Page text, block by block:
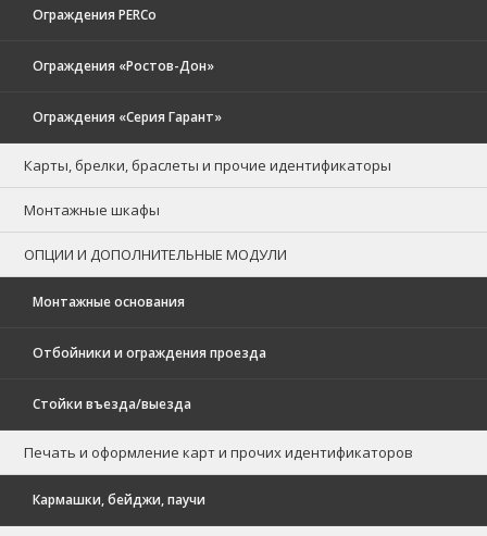
Ограждения PERCo
Ограждения «Ростов-Дон»
Ограждения «Серия Гарант»
Карты, брелки, браслеты и прочие идентификаторы
Монтажные шкафы
ОПЦИИ И ДОПОЛНИТЕЛЬНЫЕ МОДУЛИ
Монтажные основания
Отбойники и ограждения проезда
Стойки въезда/выезда
Печать и оформление карт и прочих идентификаторов
Кармашки, бейджи, паучи